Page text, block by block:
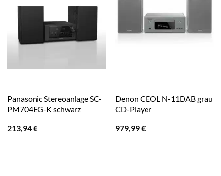
Panasonic Stereoanlage SC-
PM704EG-K schwarz
213,94€
Denon CEOL N-11DAB grau
CD-Player
979,99€